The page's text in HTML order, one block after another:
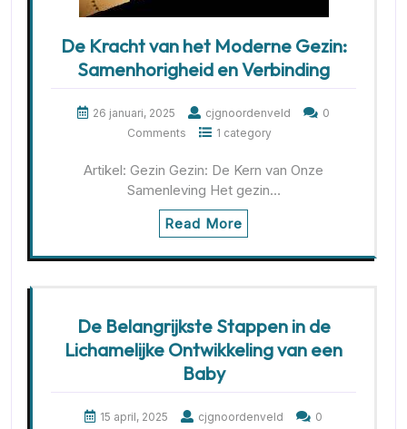
De Kracht van het Moderne Gezin:
Samenhorigheid en Verbinding
26 januari, 2025 cjgnoordenveld
0
Comments
1 category
Artikel: Gezin Gezin: De Kern van Onze
Samenleving Het gezin…
Read More
De Belangrijkste Stappen in de
Lichamelijke Ontwikkeling van een
Baby
15 april, 2025 cjgnoordenveld
0